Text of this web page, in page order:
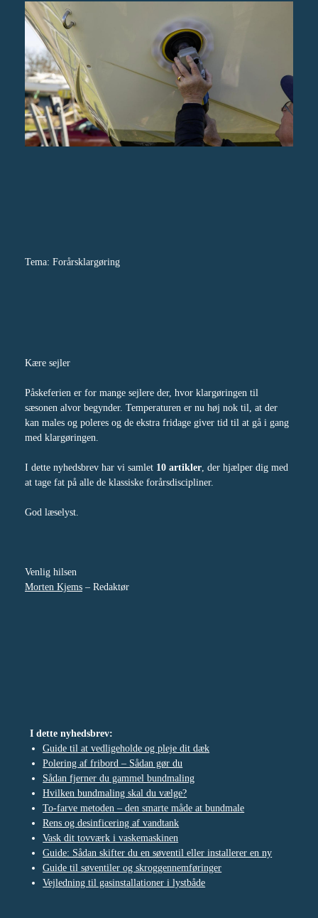
Tema: Forårsklargøring
Kære sejler
Påskeferien er for mange sejlere der, hvor klargøringen til
sæsonen alvor begynder. Temperaturen er nu høj nok til, at der
kan males og poleres og de ekstra fridage giver tid til at gå i gang
med klargøringen.
I dette nyhedsbrev har vi samlet 10 artikler , der hjælper dig med
at tage fat på alle de klassiske forårsdiscipliner.
God læselyst.
Venlig hilsen
Morten Kjems – Redaktør
I dette nyhedsbrev:
Guide til at vedligeholde og pleje dit dæk
Polering af fribord – Sådan gør du
Sådan fjerner du gammel bundmaling
Hvilken bundmaling skal du vælge?
To-farve metoden – den smarte måde at bundmale
Rens og desinficering af vandtank
Vask dit tovværk i vaskemaskinen
Guide: Sådan skifter du en søventil eller installerer en ny
Guide til søventiler og skroggennemføringer
Vejledning til gasinstallationer i lystbåde